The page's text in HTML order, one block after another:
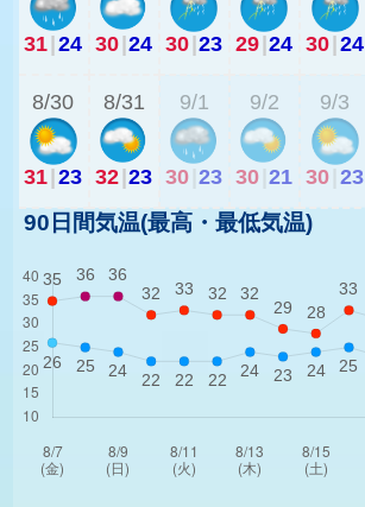
31|24 30|24 30|23 29|24 30|24
8/30
31|23
8/31
32|23
9/1
30 23
9/2
30 21
9/3
30 23
90日間気温(最高・最低気温)